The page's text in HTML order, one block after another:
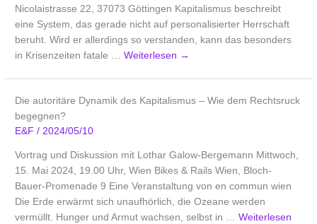
Nicolaistrasse 22, 37073 Göttingen Kapitalismus beschreibt
eine System, das gerade nicht auf personalisierter Herrschaft
beruht. Wird er allerdings so verstanden, kann das besonders
in Krisenzeiten fatale …Weiterlesen →
Die autoritäre Dynamik des Kapitalismus – Wie dem Rechtsruck
begegnen?
E&F/2024/05/10
Vortrag und Diskussion mit Lothar Galow-Bergemann Mittwoch,
15. Mai 2024, 19.00 Uhr, Wien Bikes & Rails Wien, Bloch-
Bauer-Promenade 9 Eine Veranstaltung von en commun wien
Die Erde erwärmt sich unaufhörlich, die Ozeane werden
vermüllt. Hunger und Armut wachsen, selbst in …Weiterlesen